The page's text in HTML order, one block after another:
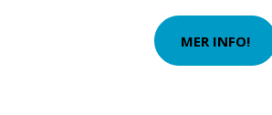
MER INFO!